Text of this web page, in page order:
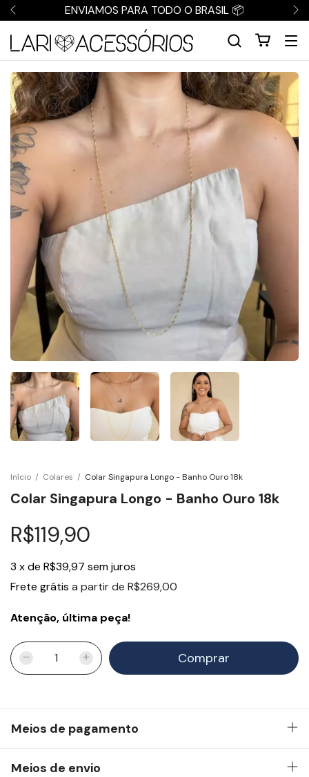
ENVIAMOS PARA TODO O BRASIL 📦
Início / Colares / Colar Singapura Longo - Banho Ouro 18k
Colar Singapura Longo - Banho Ouro 18k
R$119,90
3 xde R$39,97 sem juros
Frete grátis a partir de R$269,00
Atenção, última peça!
Meios de pagamento
Meios de envio